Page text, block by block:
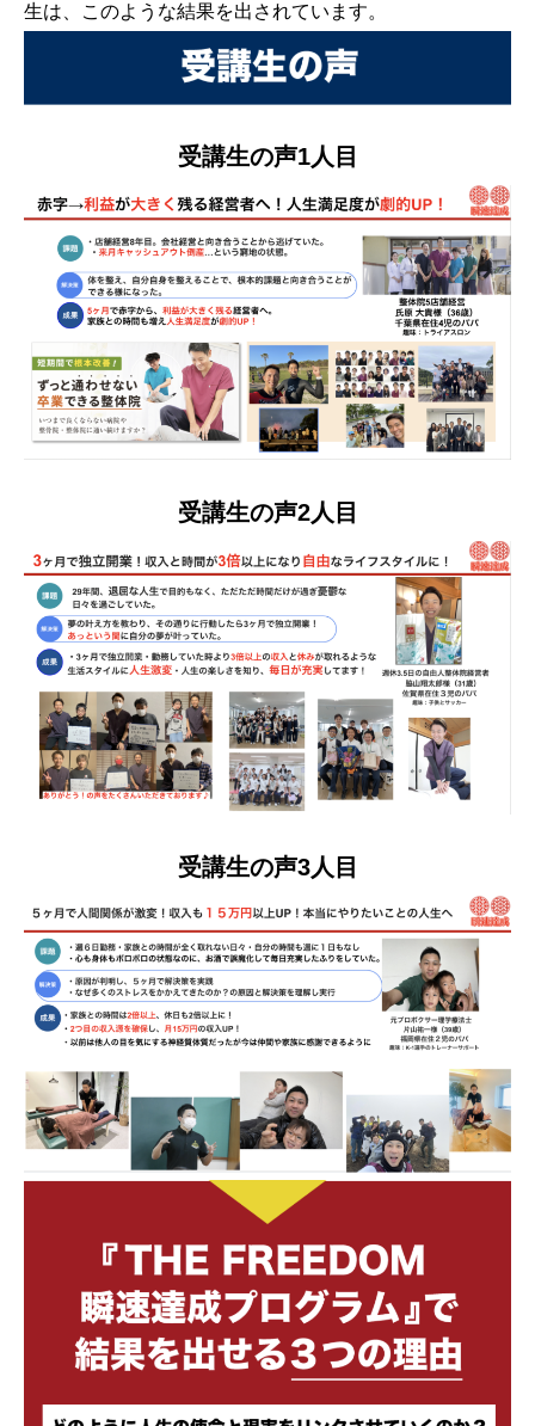
生は、このような結果を出されています。
受講生の声1人目
受講生の声2人目
受講生の声3人目